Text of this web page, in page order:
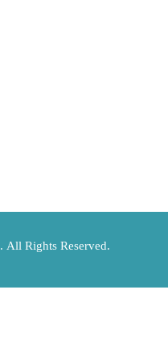
. All Rights Reserved.